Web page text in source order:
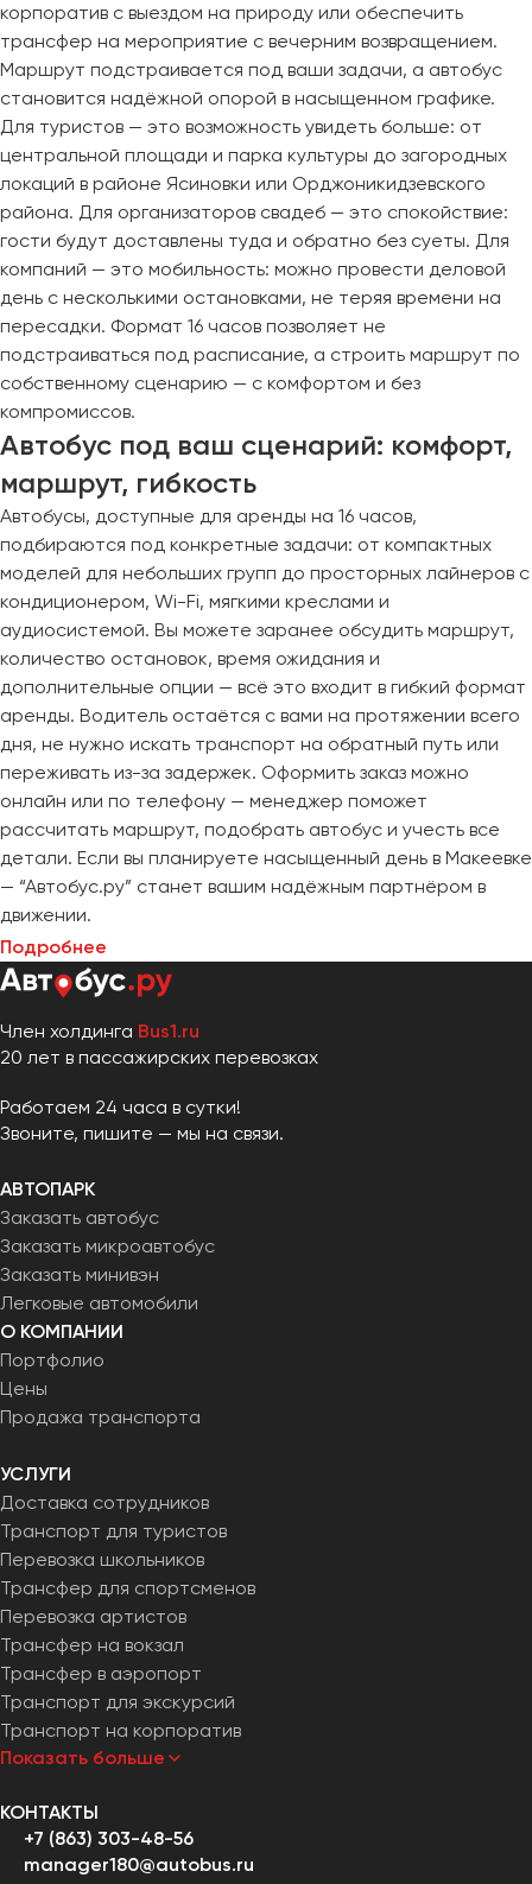
корпоратив с выездом на природу или обеспечить
трансфер на мероприятие с вечерним возвращением.
Маршрут подстраивается под ваши задачи, а автобус
становится надёжной опорой в насыщенном графике.
Для туристов — это возможность увидеть больше: от
центральной площади и парка культуры до загородных
локаций в районе Ясиновки или Орджоникидзевского
района. Для организаторов свадеб — это спокойствие:
гости будут доставлены туда и обратно без суеты. Для
компаний — это мобильность: можно провести деловой
день с несколькими остановками, не теряя времени на
пересадки. Формат 16 часов позволяет не
подстраиваться под расписание, а строить маршрут по
собственному сценарию — с комфортом и без
компромиссов.
Автобус под ваш сценарий: комфорт,
маршрут, гибкость
Автобусы, доступные для аренды на 16 часов,
подбираются под конкретные задачи: от компактных
моделей для небольших групп до просторных лайнеров с
кондиционером, Wi-Fi, мягкими креслами и
аудиосистемой. Вы можете заранее обсудить маршрут,
количество остановок, время ожидания и
дополнительные опции — всё это входит в гибкий формат
аренды. Водитель остаётся с вами на протяжении всего
дня, не нужно искать транспорт на обратный путь или
переживать из-за задержек. Оформить заказ можно
онлайн или по телефону — менеджер поможет
рассчитать маршрут, подобрать автобус и учесть все
детали. Если вы планируете насыщенный день в Макеевке
— “Автобус.ру” станет вашим надёжным партнёром в
движении.
Подробнее
Член холдинга Bus1.ru
20 лет в пассажирских перевозках
Работаем 24 часа в сутки!
Звоните, пишите — мы на связи.
АВТОПАРК
Заказать автобус
Заказать микроавтобус
Заказать минивэн
Легковые автомобили
О КОМПАНИИ
Портфолио
Цены
Продажа транспорта
УСЛУГИ
Доставка сотрудников
Транспорт для туристов
Перевозка школьников
Трансфер для спортсменов
Перевозка артистов
Трансфер на вокзал
Трансфер в аэропорт
Транспорт для экскурсий
Транспорт на корпоратив
Показать больше
КОНТАКТЫ
+7 (863) 303-48-56
manager180@autobus.ru